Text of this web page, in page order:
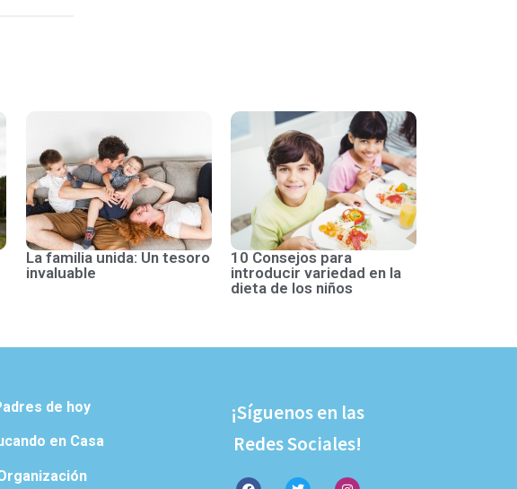
La familia unida: Un tesoro
invaluable
10 Consejos para
introducir variedad en la
dieta de los niños
de hoy
en Casa
¡Síguenos en las
Redes Sociales!